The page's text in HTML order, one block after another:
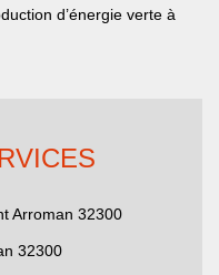
d’énergie verte à
Arroman 32300
32300